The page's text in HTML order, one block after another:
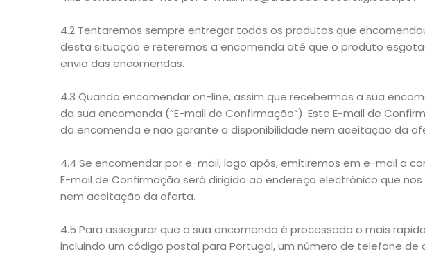
4.2 Tentaremos sempre entregar todos os produtos que
desta situação e reteremos a encomenda até que o produto
envio das encomendas.
4.3 Quando encomendar on-line, assim que recebermos a sua
da sua encomenda (“E-mail de Confirmação”). Este E-mail de
da encomenda e não garante a disponibilidade nem aceitação da
4.4 Se encomendar por e-mail, logo após, emitiremos em e-mail a
E-mail de Confirmação será dirigido ao endereço electrónico que
nem aceitação da oferta.
4.5 Para assegurar que a sua encomenda é processada o mais
incluindo um código postal para Portugal, um número de telefone